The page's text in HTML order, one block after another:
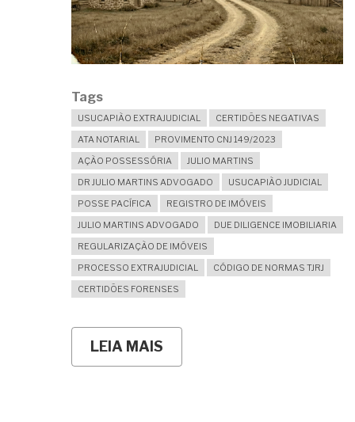
Tags
USUCAPIÃO EXTRAJUDICIAL
CERTIDÕES NEGATIVAS
ATA NOTARIAL
PROVIMENTO CNJ 149/2023
AÇÃO POSSESSÓRIA
JULIO MARTINS
DR JULIO MARTINS ADVOGADO
USUCAPIÃO JUDICIAL
POSSE PACÍFICA
REGISTRO DE IMÓVEIS
JULIO MARTINS ADVOGADO
DUE DILIGENCE IMOBILIARIA
REGULARIZAÇÃO DE IMÓVEIS
PROCESSO EXTRAJUDICIAL
CÓDIGO DE NORMAS TJRJ
CERTIDÕES FORENSES
LEIA MAIS
NAS